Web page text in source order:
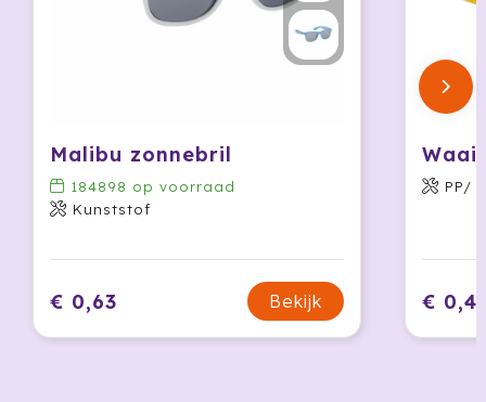
Larq
MagLite
Mentos
Malibu zonnebril
184898 op voorraad
Kunststof
€ 0,63 Bekijk
PP/
€